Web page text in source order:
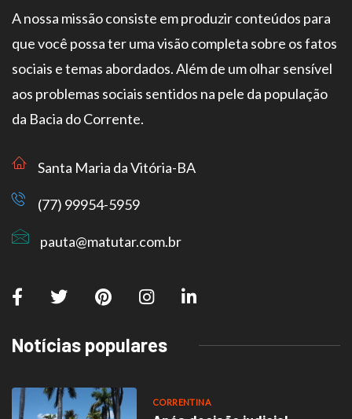
A nossa missão consiste em produzir conteúdos para
que você possa ter uma visão completa sobre os fatos
sociais e temas abordados. Além de um olhar sensível
aos problemas sociais sentidos na pele da população
da Bacia do Corrente.
Santa Maria da Vitória-BA
(77) 99954-5959
pauta@matutar.com.br
Notícias populares
CORRENTINA